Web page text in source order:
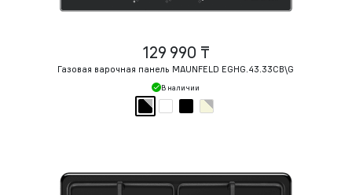
129 990 ₸
Газовая варочная панель MAUNFELD EGHG.43.33CB\G
В наличии